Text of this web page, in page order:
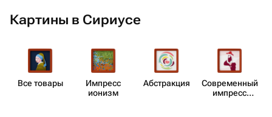
Картины в Сириусе
Все товары
Импресс​
ионизм
Абст​ракция
Совре​менный
импресс​